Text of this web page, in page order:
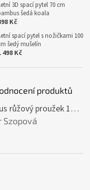
3D spací pytel 70 cm
šedá koala
Kč
spací pytel s nožičkami 100
šedý mušelín
498 Kč
produktů
Deka bambus růžový proužek 160 x 200 cm
je 5 z 5 hvězdiček.
Szopová